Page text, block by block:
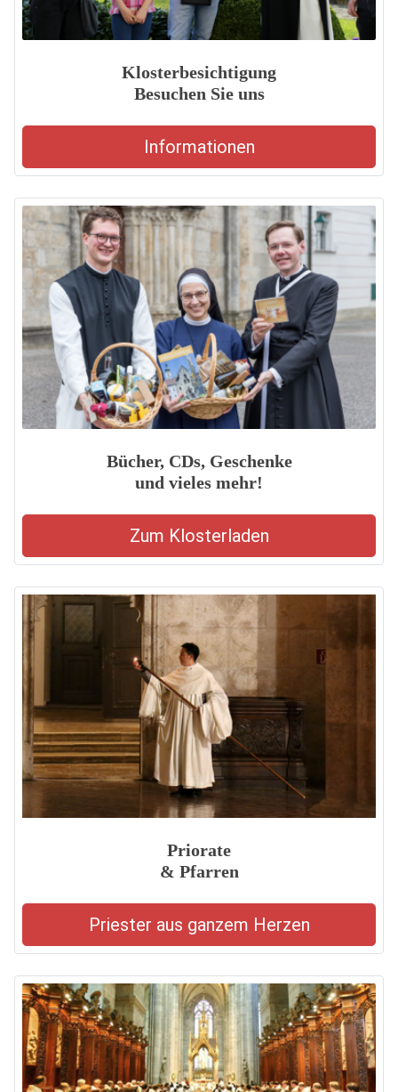
Klosterbesichtigung
Besuchen Sie uns
Informationen
Bücher, CDs, Geschenke
und vieles mehr!
Zum Klosterladen
Priorate
& Pfarren
Priester aus ganzem Herzen